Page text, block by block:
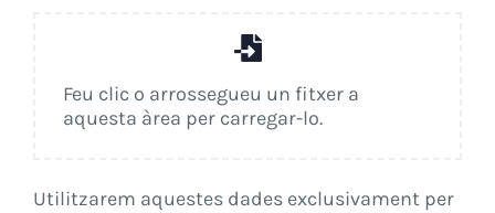
Feu clic o arrossegueu un fitxer a
aquesta àrea per carregar-lo.
Utilitzarem aquestes dades exclusivament per